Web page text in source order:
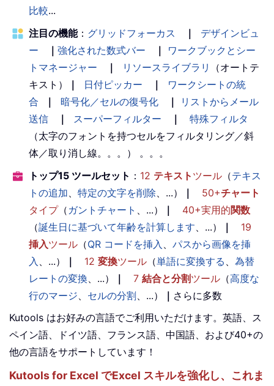
比較...
注目の機能： グリッドフォーカス ｜
デザインビュ
ー
｜ 強化された数式バー ｜
ワークブックとシー
トマネージャー
｜ リソースライブラリ
（オートテ
キスト）
｜ 日付ピッカー ｜
ワークシートの統
合
｜ 暗号化／セルの復号化 ｜
リストからメール
送信
｜ スーパーフィルター ｜
特殊フィルタ
（太字のフォントを持つセルをフィルタリング／斜
体／取り消し線。。。） 。。。
トップ15 ツールセット ： 12 テキスト ツール （テキス
トの追加
特定の文字を削除 、...） ｜ 50+チャート
タイプ（ ガントチャート 、...） ｜ 40+実用的関数
（誕生日に基づいて年齢を計算します 、...） ｜
19
挿入ツール （QR コードを挿入
パスから画像を挿
入
、...） ｜ 12 変換ツール （単語に変換する
為替
レートの変換 、...） ｜ 7 結合と分割ツール （高度な
行のマージ
セルの分割 、...） ｜ さらに多数
Kutools はお好みの言語でご利用いただけます。英語、ス
ペイン語、ドイツ語、フランス語、中国語、および40+の
他の言語をサポートしています！
Kutools for Excel でExcel スキルを強化し、これま